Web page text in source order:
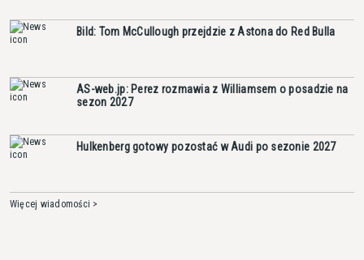
Bild: Tom McCullough przejdzie z Astona do Red Bulla
AS-web.jp: Perez rozmawia z Williamsem o posadzie na
sezon 2027
Hulkenberg gotowy pozostać w Audi po sezonie 2027
Więcej wiadomości >